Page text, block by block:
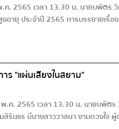
. 2565 เวลา 13.30 น. นายบพิตร วิ
อายุ ประจำปี 2565 การบรรยายเรื่
ร "แผ่นเสียงในสยาม"
.ศ. 2565 เวลา 13.30 น. นายบพิตร
รินธร มีนางสาววาสนา งามดวงใจ